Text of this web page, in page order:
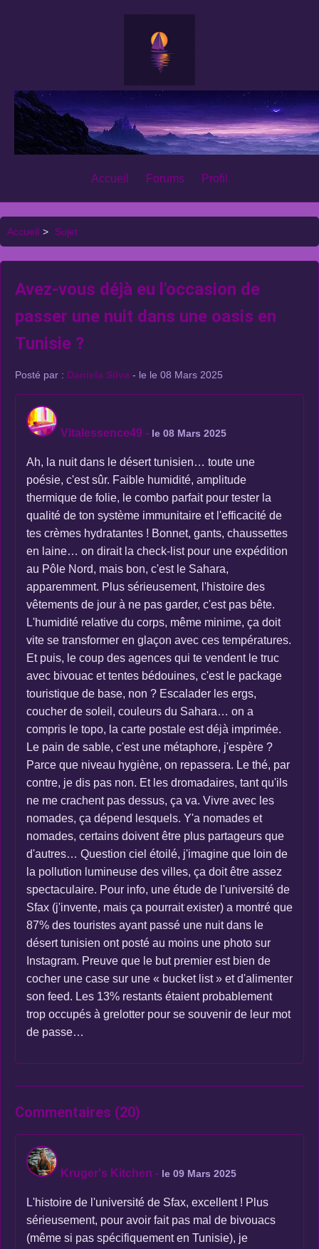
Accueil Forums Profil
Accueil > Sujet
Avez-vous déjà eu l'occasion de
passer une nuit dans une oasis en
Tunisie ?
Posté par : Daniela Silva - le le 08 Mars 2025
Vitalessence49 - le 08 Mars 2025
Ah, la nuit dans le désert tunisien… toute une
poésie, c'est sûr. Faible humidité, amplitude
thermique de folie, le combo parfait pour tester la
qualité de ton système immunitaire et l'efficacité de
tes crèmes hydratantes ! Bonnet, gants, chaussettes
en laine… on dirait la check-list pour une expédition
au Pôle Nord, mais bon, c'est le Sahara,
apparemment. Plus sérieusement, l'histoire des
vêtements de jour à ne pas garder, c'est pas bête.
L'humidité relative du corps, même minime, ça doit
vite se transformer en glaçon avec ces températures.
Et puis, le coup des agences qui te vendent le truc
avec bivouac et tentes bédouines, c'est le package
touristique de base, non ? Escalader les ergs,
coucher de soleil, couleurs du Sahara… on a
compris le topo, la carte postale est déjà imprimée.
Le pain de sable, c'est une métaphore, j'espère ?
Parce que niveau hygiène, on repassera. Le thé, par
contre, je dis pas non. Et les dromadaires, tant qu'ils
ne me crachent pas dessus, ça va. Vivre avec les
nomades, ça dépend lesquels. Y'a nomades et
nomades, certains doivent être plus partageurs que
d'autres… Question ciel étoilé, j'imagine que loin de
la pollution lumineuse des villes, ça doit être assez
spectaculaire. Pour info, une étude de l'université de
Sfax (j'invente, mais ça pourrait exister) a montré que
87% des touristes ayant passé une nuit dans le
désert tunisien ont posté au moins une photo sur
Instagram. Preuve que le but premier est bien de
cocher une case sur une « bucket list » et d'alimenter
son feed. Les 13% restants étaient probablement
trop occupés à grelotter pour se souvenir de leur mot
de passe…
Commentaires (20)
Kruger's Kitchen - le 09 Mars 2025
L'histoire de l'université de Sfax, excellent ! Plus
sérieusement, pour avoir fait pas mal de bivouacs
(même si pas spécifiquement en Tunisie), je